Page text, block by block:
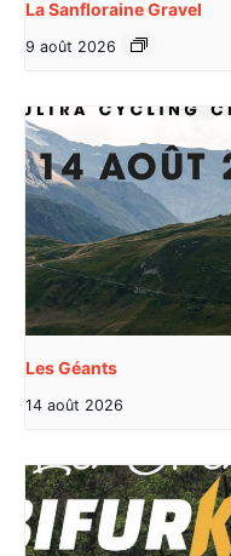
La Sanfloraine Gravel
9 août 2026
Les Géants
14 août 2026